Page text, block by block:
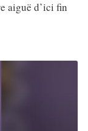
en soi.
aiguë d’ici fin